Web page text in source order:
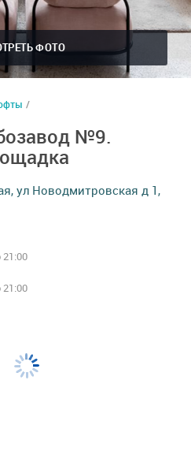
ФОТО
/
№9.
ул Новодмитровская д 1,